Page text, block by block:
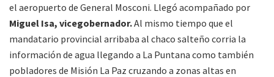
el aeropuerto de General Mosconi. Llegó acompañado por
Miguel Isa, vicegobernador.Al mismo tiempo que el
mandatario provincial arribaba al chaco salteño corria la
información de agua llegando a La Puntana como también
pobladores de Misión La Paz cruzando a zonas altas en